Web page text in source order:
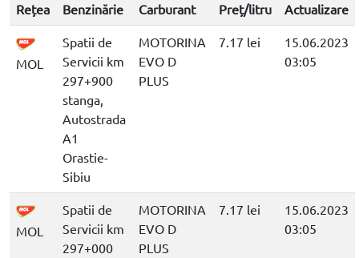
Rețea Benzinărie Carburant Preț/litru Actualizare
MOL
Spatii de
Servicii km
297+900
stanga,
Autostrada
A1
Orastie-
Sibiu
MOTORINA
EVO D
PLUS
7.17 lei
15.06.2023
03:05
MOL
Spatii de
Servicii km
297+000
MOTORINA
EVO D
PLUS
7.17 lei
15.06.2023
03:05